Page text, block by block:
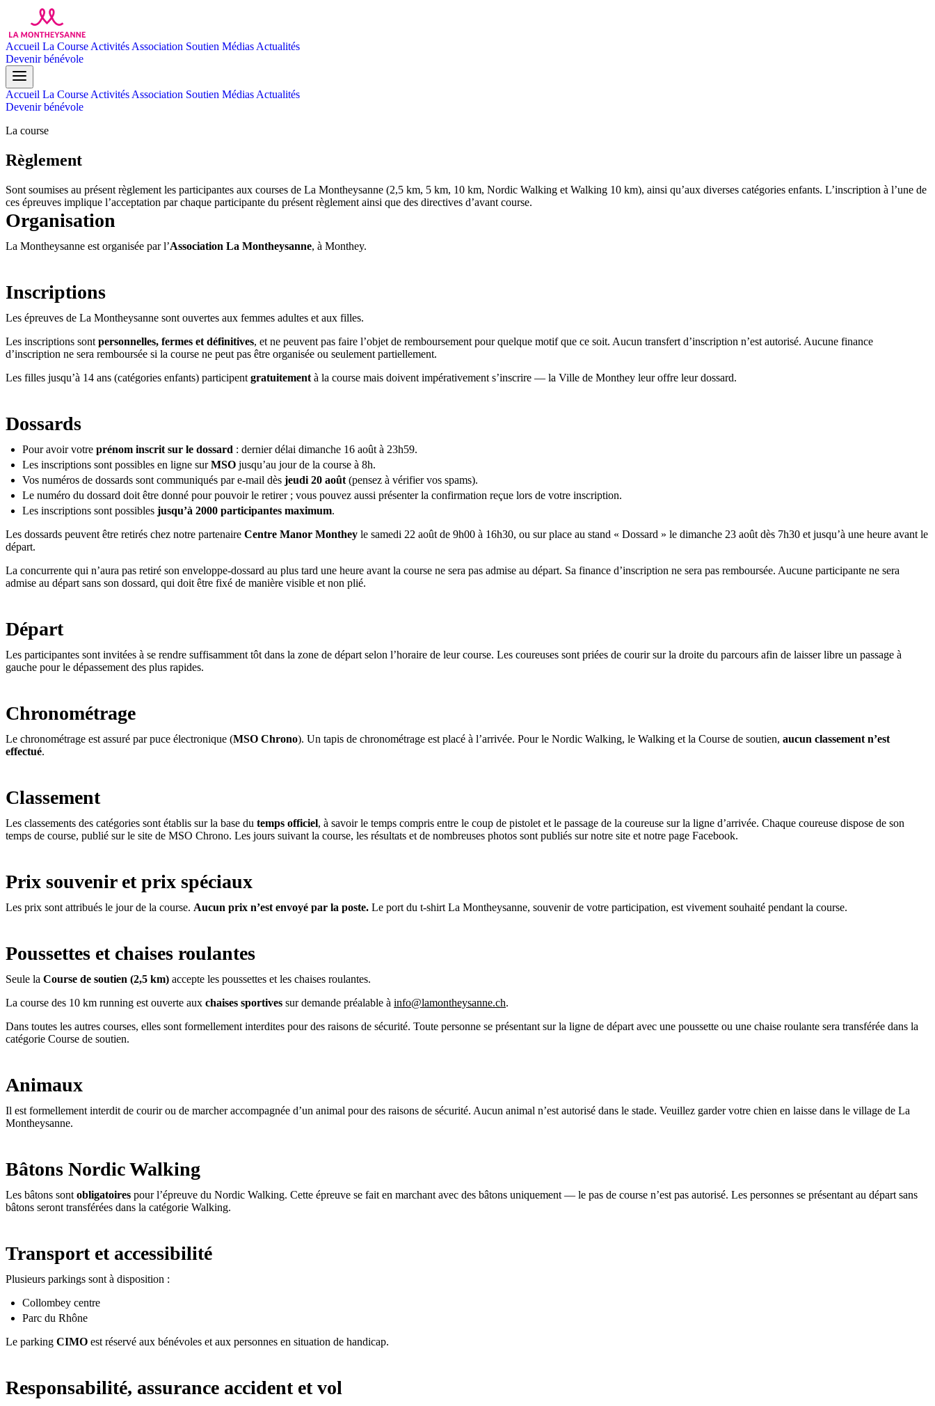
Accueil La Course Activités Association Soutien Médias Actualités
Devenir bénévole
Accueil La Course Activités Association Soutien Médias Actualités
Devenir bénévole
La course
Règlement
Sont soumises au présent règlement les participantes aux courses de La Montheysanne (2,5 km, 5 km, 10 km, Nordic Walking et Walking 10 km), ainsi qu’aux diverses catégories enfants. L’inscription à l’une de
ces épreuves implique l’acceptation par chaque participante du présent règlement ainsi que des directives d’avant course.
Organisation
La Montheysanne est organisée par l’Association La Montheysanne, à Monthey.
Inscriptions
Les épreuves de La Montheysanne sont ouvertes aux femmes adultes et aux filles.
Les inscriptions sont personnelles, fermes et définitives, et ne peuvent pas faire l’objet de remboursement pour quelque motif que ce soit. Aucun transfert d’inscription n’est autorisé. Aucune finance
d’inscription ne sera remboursée si la course ne peut pas être organisée ou seulement partiellement.
Les filles jusqu’à 14 ans (catégories enfants) participent gratuitement à la course mais doivent impérativement s’inscrire — la Ville de Monthey leur offre leur dossard.
Dossards
Pour avoir votre prénom inscrit sur le dossard : dernier délai dimanche 16 août à 23h59.
Les inscriptions sont possibles en ligne surMSO jusqu’au jour de la course à 8h.
Vos numéros de dossards sont communiqués par e-mail dès jeudi 20 août (pensez à vérifier vos spams).
Le numéro du dossard doit être donné pour pouvoir le retirer ; vous pouvez aussi présenter la confirmation reçue lors de votre inscription.
Les inscriptions sont possibles jusqu’à 2000 participantes maximum.
Les dossards peuvent être retirés chez notre partenaire Centre Manor Monthey le samedi 22 août de 9h00 à 16h30, ou sur place au stand « Dossard » le dimanche 23 août dès 7h30 et jusqu’à une heure avant le
départ.
La concurrente qui n’aura pas retiré son enveloppe-dossard au plus tard une heure avant la course ne sera pas admise au départ. Sa finance d’inscription ne sera pas remboursée. Aucune participante ne sera
admise au départ sans son dossard, qui doit être fixé de manière visible et non plié.
Départ
Les participantes sont invitées à se rendre suffisamment tôt dans la zone de départ selon l’horaire de leur course. Les coureuses sont priées de courir sur la droite du parcours afin de laisser libre un passage à
gauche pour le dépassement des plus rapides.
Chronométrage
Le chronométrage est assuré par puce électronique (MSO Chrono). Un tapis de chronométrage est placé à l’arrivée. Pour le Nordic Walking, le Walking et la Course de soutien, aucun classement n’est
effectué.
Classement
Les classements des catégories sont établis sur la base du temps officiel, à savoir le temps compris entre le coup de pistolet et le passage de la coureuse sur la ligne d’arrivée. Chaque coureuse dispose de son
temps de course, publié sur le site de MSO Chrono. Les jours suivant la course, les résultats et de nombreuses photos sont publiés sur notre site et notre page Facebook.
Prix souvenir et prix spéciaux
Les prix sont attribués le jour de la course. Aucun prix n’est envoyé par la poste. Le port du t-shirt La Montheysanne, souvenir de votre participation, est vivement souhaité pendant la course.
Poussettes et chaises roulantes
Seule la Course de soutien (2,5 km) accepte les poussettes et les chaises roulantes.
La course des 10 km running est ouverte aux chaises sportives sur demande préalable à info@lamontheysanne.ch.
Dans toutes les autres courses, elles sont formellement interdites pour des raisons de sécurité. Toute personne se présentant sur la ligne de départ avec une poussette ou une chaise roulante sera transférée dans la
catégorie Course de soutien.
Animaux
Il est formellement interdit de courir ou de marcher accompagnée d’un animal pour des raisons de sécurité. Aucun animal n’est autorisé dans le stade. Veuillez garder votre chien en laisse dans le village de La
Montheysanne.
Bâtons Nordic Walking
Les bâtons sont obligatoires pour l’épreuve du Nordic Walking. Cette épreuve se fait en marchant avec des bâtons uniquement — le pas de course n’est pas autorisé. Les personnes se présentant au départ sans
bâtons seront transférées dans la catégorie Walking.
Transport et accessibilité
Plusieurs parkings sont à disposition :
Collombey centre
Parc du Rhône
Le parking CIMO est réservé aux bénévoles et aux personnes en situation de handicap.
Responsabilité, assurance accident et vol